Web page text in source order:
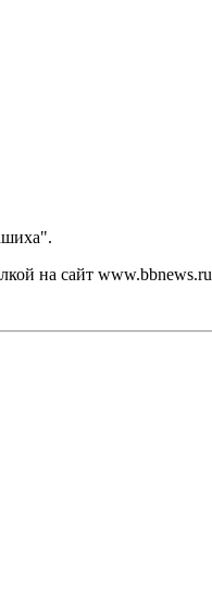
на сайт www.bbnews.ru